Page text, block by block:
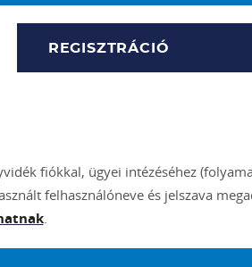
REGISZTRÁCIÓ
fiókkal, ügyei intézéséhez
felhasználóneve és jelszava
.